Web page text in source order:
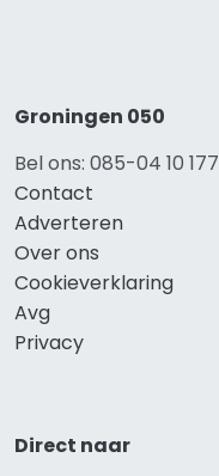
Groningen 050
Bel ons: 085-04 10 177
Contact
Adverteren
Over ons
Cookieverklaring
Avg
Privacy
Direct naar